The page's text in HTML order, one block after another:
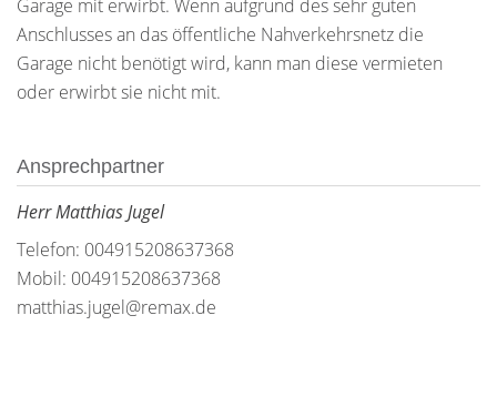
Garage mit erwirbt. Wenn aufgrund des sehr guten
Anschlusses an das öffentliche Nahverkehrsnetz die
Garage nicht benötigt wird, kann man diese vermieten
oder erwirbt sie nicht mit.
Ansprechpartner
Herr Matthias Jugel
Telefon: 004915208637368
Mobil: 004915208637368
matthias.jugel@remax.de